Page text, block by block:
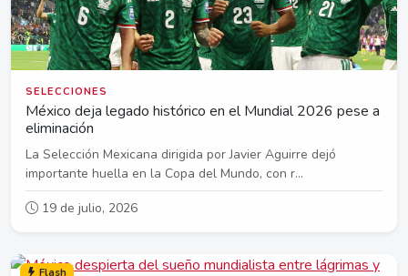
SELECCIONES
México deja legado histórico en el Mundial 2026 pese a
eliminación
La Selección Mexicana dirigida por Javier Aguirre dejó
importante huella en la Copa del Mundo, con r...
19 de julio, 2026
Flash